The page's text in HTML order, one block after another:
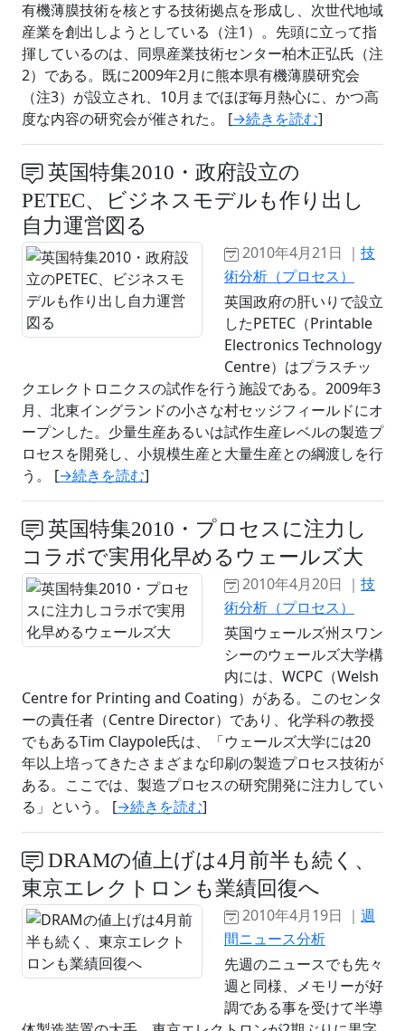
有機薄膜技術を核とする技術拠点を形成し、次世代地域
産業を創出しようとしている（注1）。先頭に立って指
揮しているのは、同県産業技術センター柏木正弘氏（注
2）である。既に2009年2月に熊本県有機薄膜研究会
（注3）が設立され、10月までほぼ毎月熱心に、かつ高
度な内容の研究会が催された。 [→続きを読む]
英国特集2010・政府設立の
PETEC、ビジネスモデルも作り出し
自力運営図る
2010年4月21日 ｜ 技
術分析（プロセス）
英国政府の肝いりで設立
したPETEC（Printable
Electronics Technology
Centre）はプラスチッ
クエレクトロニクスの試作を行う施設である。2009年3
月、北東イングランドの小さな村セッジフィールドにオ
ープンした。少量生産あるいは試作生産レベルの製造プ
ロセスを開発し、小規模生産と大量生産との綱渡しを行
う。 [→続きを読む]
英国特集2010・プロセスに注力し
コラボで実用化早めるウェールズ大
2010年4月20日 ｜ 技
術分析（プロセス）
英国ウェールズ州スワン
シーのウェールズ大学構
内には、WCPC（Welsh
Centre for Printing and Coating）がある。このセンタ
ーの責任者（Centre Director）であり、化学科の教授
でもあるTim Claypole氏は、「ウェールズ大学には20
年以上培ってきたさまざまな印刷の製造プロセス技術が
ある。ここでは、製造プロセスの研究開発に注力してい
る」という。 [→続きを読む]
DRAMの値上げは4月前半も続く、
東京エレクトロンも業績回復へ
2010年4月19日 ｜ 週
間ニュース分析
先週のニュースでも先々
週と同様、メモリーが好
調である事を受けて半導